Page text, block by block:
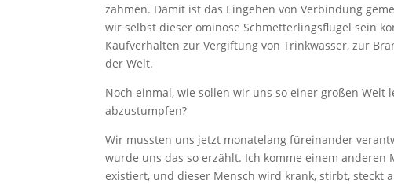
zähmen. Damit ist das Eingehen von Verbindung
wir selbst dieser ominöse Schmetterlingsflügel sein
Kaufverhalten zur Vergiftung von Trinkwasser, zur
der Welt.
Noch einmal, wie sollen wir uns so einer großen
abzustumpfen?
Wir mussten uns jetzt monatelang füreinander
wurde uns das so erzählt. Ich komme einem
existiert, und dieser Mensch wird krank, stirbt, steckt